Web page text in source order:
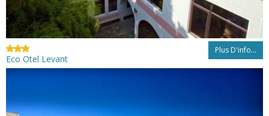
Plus D'info...
Eco Otel Levant